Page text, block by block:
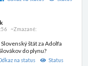
~Zmazané:
štát za Adolfa
do plynu?
na status
Status